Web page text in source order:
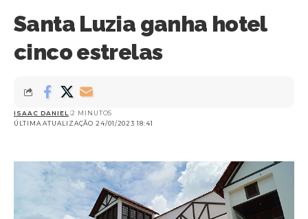
Santa Luzia ganha hotel
cinco estrelas
ÚLTIMA ATUALIZAÇÃO 24/01/2023 18:41
ISAAC DANIEL 2 MINUTOS